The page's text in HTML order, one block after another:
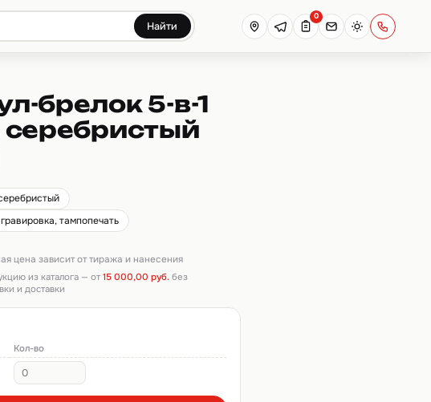
Найти
0
брелок 5-в-1
серебристый
тампопечать
цена зависит от тиража и нанесения
из каталога — от15 000,00 руб. без
и доставки
Кол-во